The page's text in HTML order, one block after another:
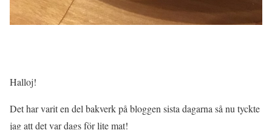
Halloj!
Det har varit en del bakverk på bloggen sista dagarna så nu tyckte
jag att det var dags för lite mat!